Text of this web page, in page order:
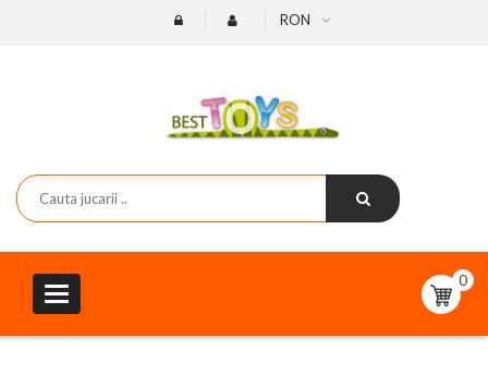
RON
Toggle
navigation
0